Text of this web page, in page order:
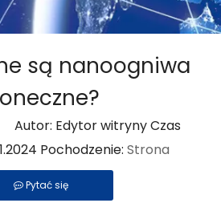
są nanoogniwa
Edytor witryny Czas
Pochodzenie: Strona
Pytać się